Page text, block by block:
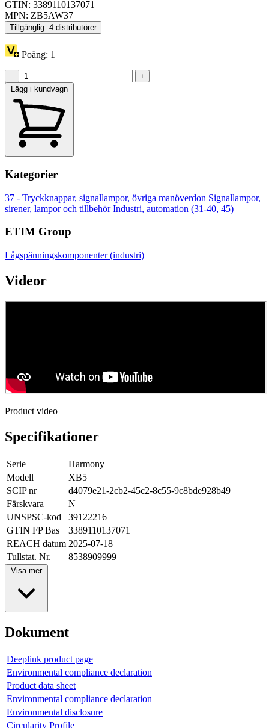
GTIN: 3389110137071
MPN: ZB5AW37
Tillgänglig: 4 distributörer
Poäng: 1
−
+
Lägg i kundvagn
Kategorier
37 - Tryckknappar, signallampor, övriga manöverdon Signallampor,
sirener, lampor och tillbehörIndustri, automation (31-40, 45)
ETIM Group
Lågspänningskomponenter (industri)
Videor
Product video
Specifikationer
Serie
Harmony
Modell
XB5
SCIP nr
d4079e21-2cb2-45c2-8c55-9c8bde928b49
Färskvara
N
UNSPSC-kod
39122216
GTIN FP Bas
3389110137071
REACH datum 2025-07-18
Tullstat. Nr.
8538909999
Visa mer
Dokument
Deeplink product page
Environmental compliance declaration
Product data sheet
Environmental compliance declaration
Environmental disclosure
Circularity Profile